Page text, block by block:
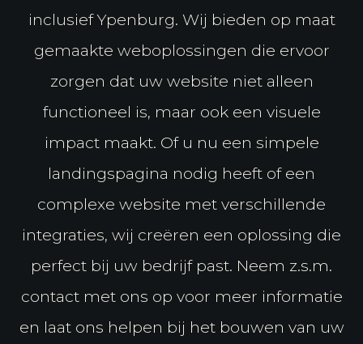
inclusief Ypenburg. Wij bieden op maat
gemaakte weboplossingen die ervoor
zorgen dat uw website niet alleen
functioneel is, maar ook een visuele
impact maakt. Of u nu een simpele
landingspagina nodig heeft of een
complexe website met verschillende
integraties, wij creëren een oplossing die
perfect bij uw bedrijf past. Neem z.s.m.
contact met ons op voor meer informatie
en laat ons helpen bij het bouwen van uw